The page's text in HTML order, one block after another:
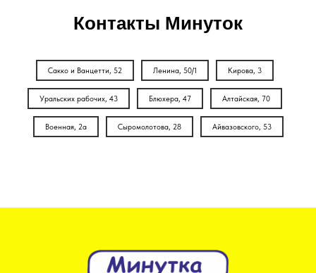
Контакты Минуток
Сакко и Ванцетти, 52 Ленина, 50/1 Кирова, 3
Уральских рабочих, 43 Блюхера, 47 Алтайская, 70
Военная, 2а Сыромолотова, 28 Айвазовского, 53